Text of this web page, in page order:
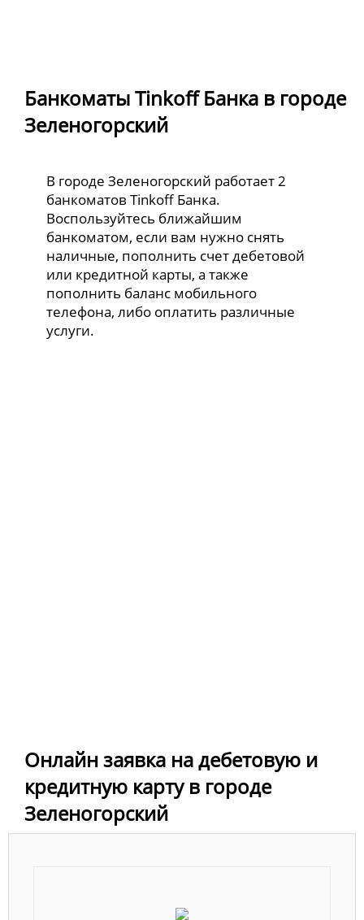
Банкоматы Tinkoff Банка в городе
Зеленогорский
В городе Зеленогорский работает 2
банкоматов Tinkoff Банка.
Воспользуйтесь ближайшим
банкоматом, если вам нужно снять
наличные, пополнить счет дебетовой
или кредитной карты, а также
пополнить баланс мобильного
телефона, либо оплатить различные
услуги.
Онлайн заявка на дебетовую и
кредитную карту в городе
Зеленогорский